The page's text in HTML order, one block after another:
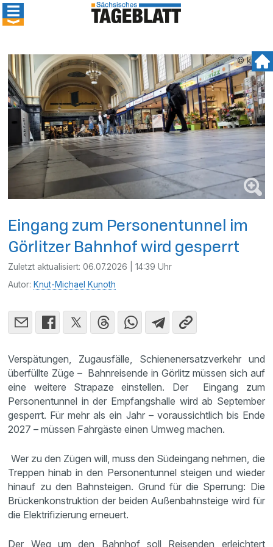
© kmk
Eingang zum Personentunnel im
Görlitzer Bahnhof wird gesperrt
Zuletzt aktualisiert:06.07.2026 | 14:39 Uhr
Autor: Knut-Michael Kunoth
Verspätungen, Zugausfälle, Schienenersatzverkehr und
überfüllte Züge – Bahnreisende in Görlitz müssen sich auf
eine weitere Strapaze einstellen. Der Eingang zum
Personentunnel in der Empfangshalle wird ab September
gesperrt. Für mehr als ein Jahr – voraussichtlich bis Ende
2027 – müssen Fahrgäste einen Umweg machen.
Wer zu den Zügen will, muss den Südeingang nehmen, die
Treppen hinab in den Personentunnel steigen und wieder
hinauf zu den Bahnsteigen. Grund für die Sperrung: Die
Brückenkonstruktion der beiden Außenbahnsteige wird für
die Elektrifizierung erneuert.
Der Weg um den Bahnhof soll Reisenden erleichtert